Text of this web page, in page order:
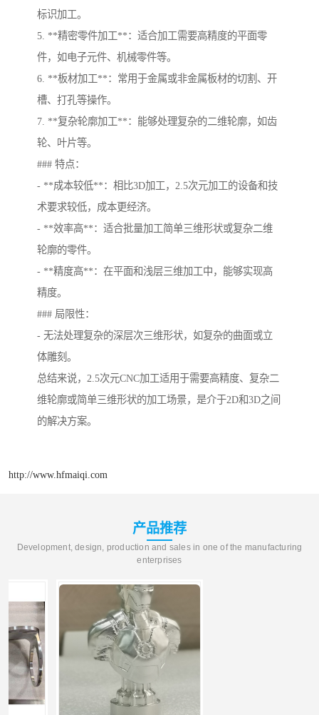
标识加工。
5. **精密零件加工**：适合加工需要高精度的平面零
件，如电子元件、机械零件等。
6. **板材加工**：常用于金属或非金属板材的切割、开
槽、打孔等操作。
7. **复杂轮廓加工**：能够处理复杂的二维轮廓，如齿
轮、叶片等。
### 特点：
- **成本较低**：相比3D加工，2.5次元加工的设备和技
术要求较低，成本更经济。
- **效率高**：适合批量加工简单三维形状或复杂二维
轮廓的零件。
- **精度高**：在平面和浅层三维加工中，能够实现高
精度。
### 局限性：
- 无法处理复杂的深层次三维形状，如复杂的曲面或立
体雕刻。
总结来说，2.5次元CNC加工适用于需要高精度、复杂二
维轮廓或简单三维形状的加工场景，是介于2D和3D之间
的解决方案。
http://www.hfmaiqi.com
产品推荐
Development, design, production and sales in one of the manufacturing
enterprises